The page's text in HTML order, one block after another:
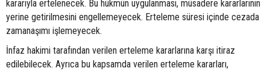
kararıyla ertelenecek. Bu hükmün uygulanması, müsadere kararlarının
yerine getirilmesini engellemeyecek. Erteleme süresi içinde cezada
zamanaşımı işlemeyecek.
İnfaz hakimi tarafından verilen erteleme kararlarına karşı itiraz
edilebilecek. Ayrıca bu kapsamda verilen erteleme kararları,